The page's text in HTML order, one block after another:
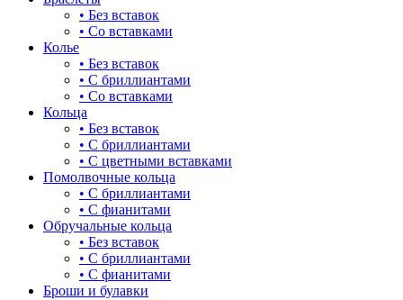
• Без вставок
• Со вставками
Колье
• Без вставок
• С бриллиантами
• Со вставками
Кольца
• Без вставок
• С бриллиантами
• С цветными вставками
Помолвочные кольца
• С бриллиантами
• С фианитами
Обручальные кольца
• Без вставок
• С бриллиантами
• С фианитами
Броши и булавки